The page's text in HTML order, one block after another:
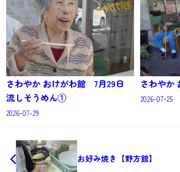
さわやか おけがわ館 7月29日
流しそうめん①
2026-07-29
さわやか
2026-07-25
お好み焼き【野方館】